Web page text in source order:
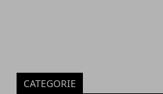
CATEGORIE